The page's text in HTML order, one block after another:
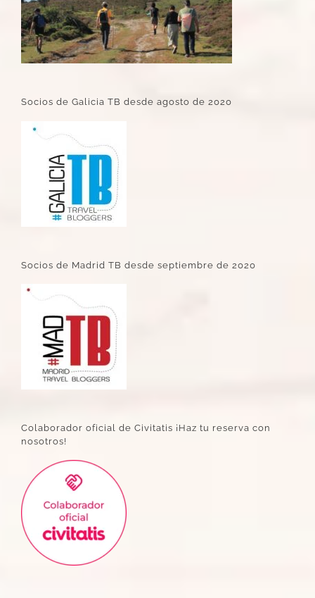
Socios de Galicia TB desde agosto de 2020
Socios de Madrid TB desde septiembre de 2020
Colaborador oficial de Civitatis ¡Haz tu reserva con
nosotros!